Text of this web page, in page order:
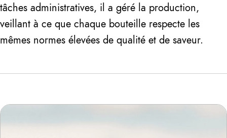
tâches administratives, il a géré la production,
veillant à ce que chaque bouteille respecte les
mêmes normes élevées de qualité et de saveur.